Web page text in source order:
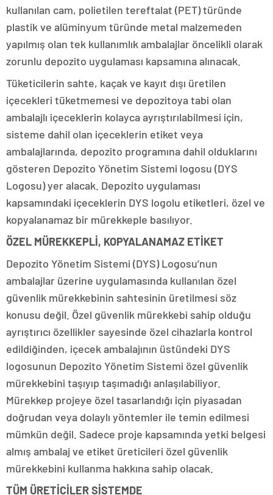
kullanılan cam, polietilen tereftalat (PET) türünde
plastik ve alüminyum türünde metal malzemeden
yapılmış olan tek kullanımlık ambalajlar öncelikli olarak
zorunlu depozito uygulaması kapsamına alınacak.
Tüketicilerin sahte, kaçak ve kayıt dışı üretilen
içecekleri tüketmemesi ve depozitoya tabi olan
ambalajlı içeceklerin kolayca ayrıştırılabilmesi için,
sisteme dahil olan içeceklerin etiket veya
ambalajlarında, depozito programına dahil olduklarını
gösteren Depozito Yönetim Sistemi logosu (DYS
Logosu) yer alacak. Depozito uygulaması
kapsamındaki içeceklerin DYS logolu etiketleri, özel ve
kopyalanamaz bir mürekkeple basılıyor.
ÖZEL MÜREKKEPLİ, KOPYALANAMAZ ETİKET
Depozito Yönetim Sistemi (DYS) Logosu’nun
ambalajlar üzerine uygulamasında kullanılan özel
güvenlik mürekkebinin sahtesinin üretilmesi söz
konusu değil. Özel güvenlik mürekkebi sahip olduğu
ayrıştırıcı özellikler sayesinde özel cihazlarla kontrol
edildiğinden, içecek ambalajının üstündeki DYS
logosunun Depozito Yönetim Sistemi özel güvenlik
mürekkebini taşıyıp taşımadığı anlaşılabiliyor.
Mürekkep projeye özel tasarlandığı için piyasadan
doğrudan veya dolaylı yöntemler ile temin edilmesi
mümkün değil. Sadece proje kapsamında yetki belgesi
almış ambalaj ve etiket üreticileri özel güvenlik
mürekkebini kullanma hakkına sahip olacak.
TÜM ÜRETİCİLER SİSTEMDE